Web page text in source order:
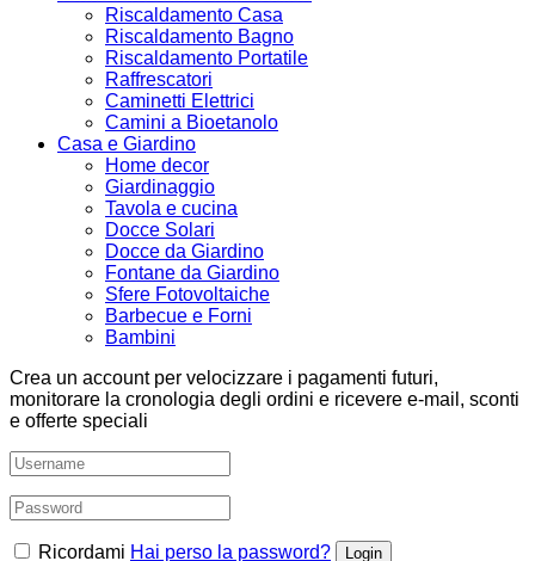
Riscaldamento Casa
Riscaldamento Bagno
Riscaldamento Portatile
Raffrescatori
Caminetti Elettrici
Camini a Bioetanolo
Casa e Giardino
Home decor
Giardinaggio
Tavola e cucina
Docce Solari
Docce da Giardino
Fontane da Giardino
Sfere Fotovoltaiche
Barbecue e Forni
Bambini
Crea un account per velocizzare i pagamenti futuri,
monitorare la cronologia degli ordini e ricevere e-mail, sconti
e offerte speciali
Ricordami Hai perso la password?